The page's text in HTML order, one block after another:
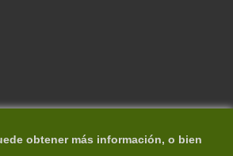
obtener más información, o bien